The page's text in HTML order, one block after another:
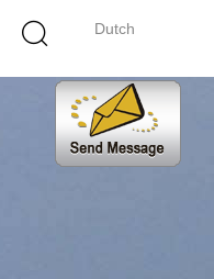
Dutch